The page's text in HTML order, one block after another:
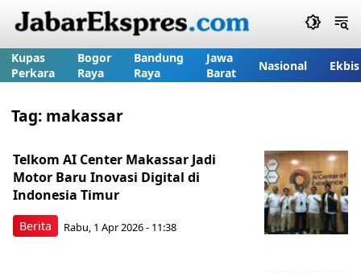
Kupas
Perkara
Bogor
Raya
Bandung
Raya
Jawa
Barat
Nasional Ekbis
Tag: makassar
Berita
Telkom AI Center Makassar Jadi
Motor Baru Inovasi Digital di
Indonesia Timur
Rabu, 1 Apr 2026 - 11:38